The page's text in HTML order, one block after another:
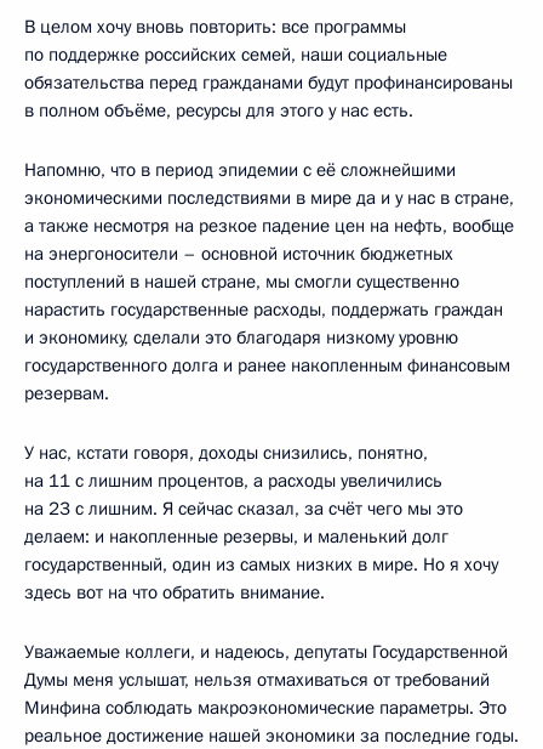
В целом хочу вновь повторить: все программы
по поддержке российских семей, наши социальные
обязательства перед гражданами будут профинансированы
в полном объёме, ресурсы для этого у нас есть.
Напомню, что в период эпидемии с её сложнейшими
экономическими последствиями в мире да и у нас в стране,
а также несмотря на резкое падение цен на нефть, вообще
на энергоносители – основной источник бюджетных
поступлений в нашей стране, мы смогли существенно
нарастить государственные расходы, поддержать граждан
и экономику, сделали это благодаря низкому уровню
государственного долга и ранее накопленным финансовым
резервам.
У нас, кстати говоря, доходы снизились, понятно,
на 11 с лишним процентов, а расходы увеличились
на 23 с лишним. Я сейчас сказал, за счёт чего мы это
делаем: и накопленные резервы, и маленький долг
государственный, один из самых низких в мире. Но я хочу
здесь вот на что обратить внимание.
Уважаемые коллеги, и надеюсь, депутаты Государственной
Думы меня услышат, нельзя отмахиваться от требований
Минфина соблюдать макроэкономические параметры. Это
реальное достижение нашей экономики за последние годы.